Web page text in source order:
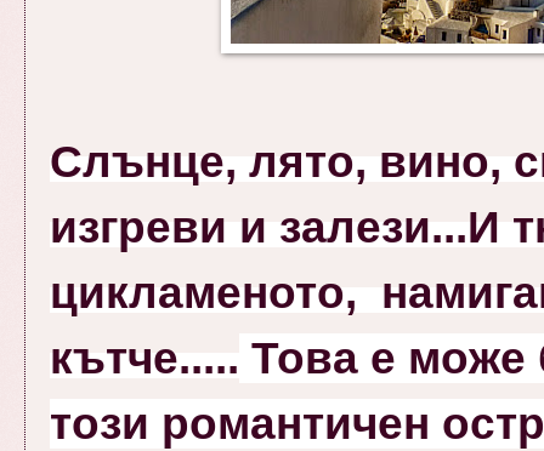
Слънце, лято, вино,
изгреви и залези...И
цикламеното,
кътче..... Това е може
този романтичен